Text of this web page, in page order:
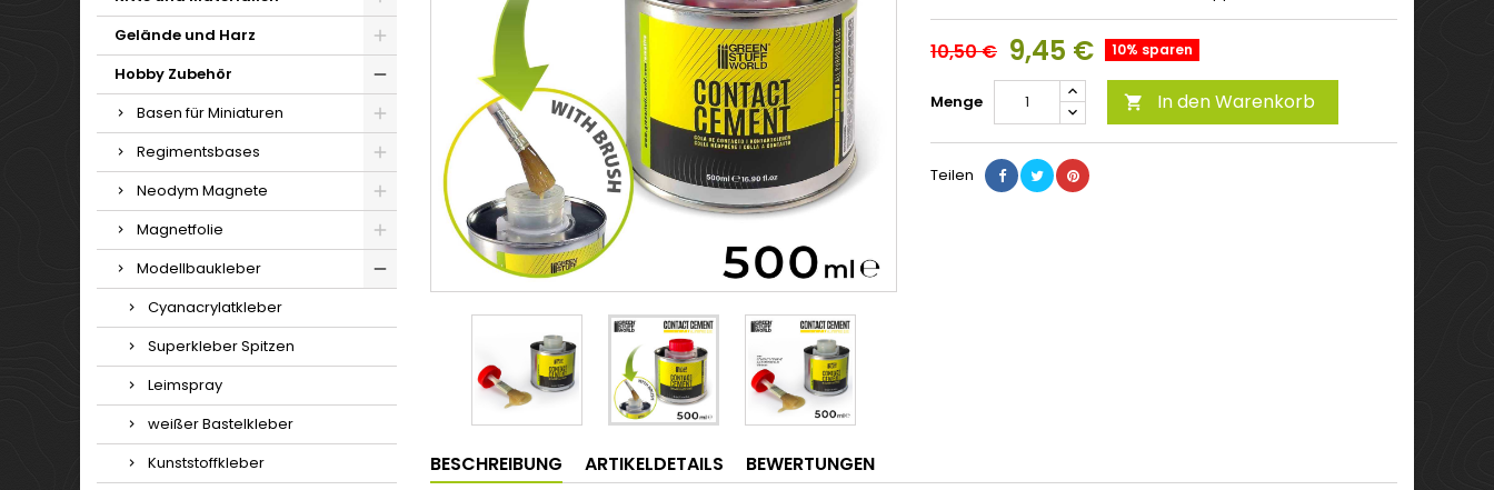
Gelände und Harz
Hobby Zubehör
Basen für Miniaturen
Regimentsbases
Neodym Magnete
Magnetfolie
Modellbaukleber
Cyanacrylatkleber
Superkleber Spitzen
Leimspray
weißer Bastelkleber
Kunststoffkleber
10,50 € 9,45 € 10% sparen
Menge  In den Warenkorb
Teilen
BESCHREIBUNG ARTIKELDETAILS BEWERTUNGEN